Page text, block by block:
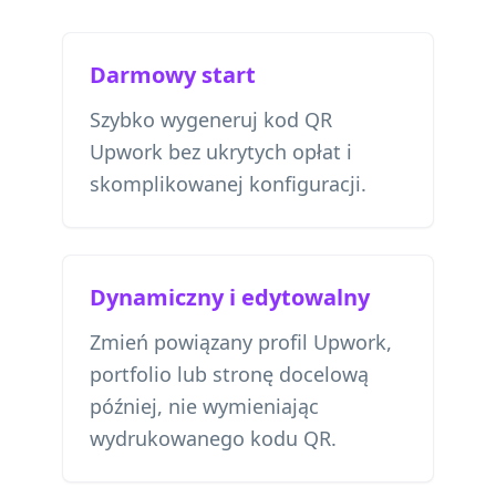
Darmowy start
Szybko wygeneruj kod QR
Upwork bez ukrytych opłat i
skomplikowanej konfiguracji.
Dynamiczny i edytowalny
Zmień powiązany profil Upwork,
portfolio lub stronę docelową
później, nie wymieniając
wydrukowanego kodu QR.